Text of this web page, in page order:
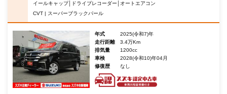
イールキャップ│ドライブレコーダー│オートエアコン
CVT | スーパーブラックパール
年式
2025(令和7)年
走行距離
3.4万Km
排気量
1200cc
車検
2028(令和10)年04月
修復歴
なし